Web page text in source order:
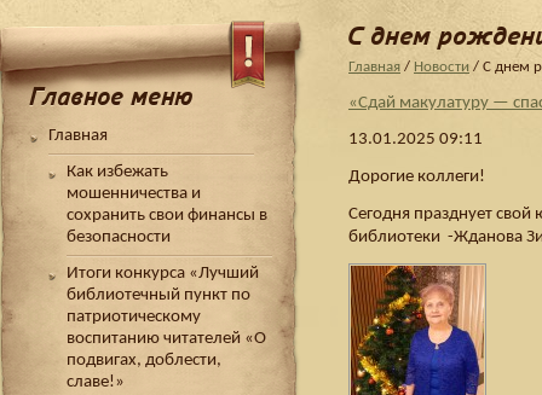
Главное меню
Главная
Как избежать
мошенничества и
сохранить свои финансы в
безопасности
Итоги конкурса «Лучший
библиотечный пункт по
патриотическому
воспитанию читателей «О
подвигах, доблести,
славе!»
С днем
Главная / Новости / С днем
«Сдай макулатуру —
13.01.2025 09:11
Дорогие коллеги!
Сегодня празднует
библиотеки -Жданова